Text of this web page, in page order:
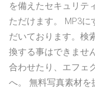
を備えたセキュリテ
ただけます。 MP3
だいております。検
換する事はできませ
合わせたり、エフェ
へ。 無料写真素材を